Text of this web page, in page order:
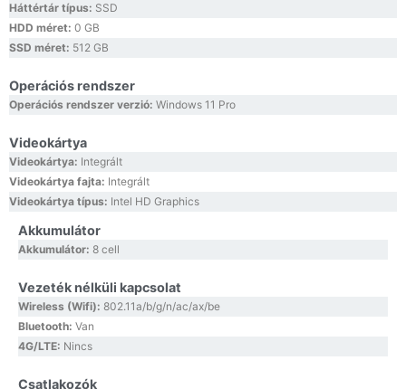
Háttértár típus: SSD
HDD méret: 0 GB
SSD méret: 512 GB
Operációs rendszer
Operációs rendszer verzió: Windows 11 Pro
Videokártya
Videokártya: Integrált
Videokártya fajta: Integrált
Videokártya típus: Intel HD Graphics
Akkumulátor
Akkumulátor: 8 cell
Vezeték nélküli kapcsolat
Wireless (Wifi): 802.11a/b/g/n/ac/ax/be
Bluetooth: Van
4G/LTE: Nincs
Csatlakozók